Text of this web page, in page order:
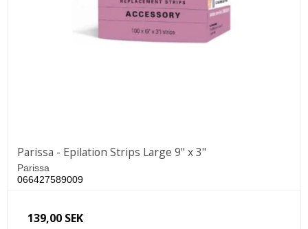
Parissa - Epilation Strips Large 9" x 3"
Parissa
066427589009
139,00 SEK